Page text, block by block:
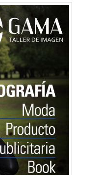
Perón voló en avión lo
empresas necesitan
para crecer con
y mucho más:
para aprender y